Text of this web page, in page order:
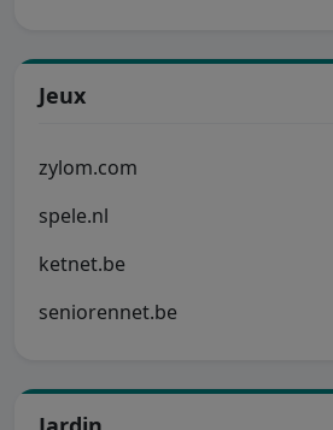
Jeux
zylom.com
spele.nl
ketnet.be
seniorennet.be